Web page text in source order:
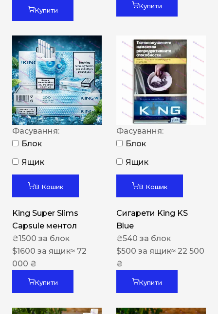
Купити
Купити
Фасування:
Блок
Ящик
В Кошик
King Super Slims
Capsule ментол
₴1500 за блок
$1600 за ящик≈ 72
000 ₴
Купити
Фасування:
Блок
Ящик
В Кошик
Сигарети King KS
Blue
₴540 за блок
$500 за ящик≈ 22 500
₴
Купити